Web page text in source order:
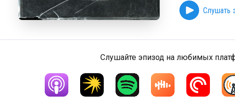
Слушать
Слушайте эпизод на любимых